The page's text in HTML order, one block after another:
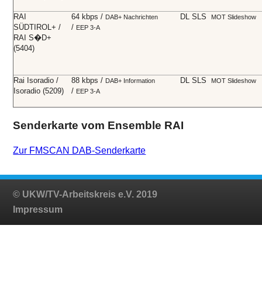
RAI
SÜDTIROL+ /
RAI S�D+
(5404)
64 kbps / DAB+
/ EEP 3-A
Nachrichten DL SLS MOT Slideshow
Rai Isoradio /
Isoradio (5209)
88 kbps / DAB+
/ EEP 3-A
Information DL SLS MOT Slideshow
Senderkarte vom Ensemble RAI
Zur FMSCAN DAB-Senderkarte
© UKW/TV-Arbeitskreis e.V. 2019
Impressum